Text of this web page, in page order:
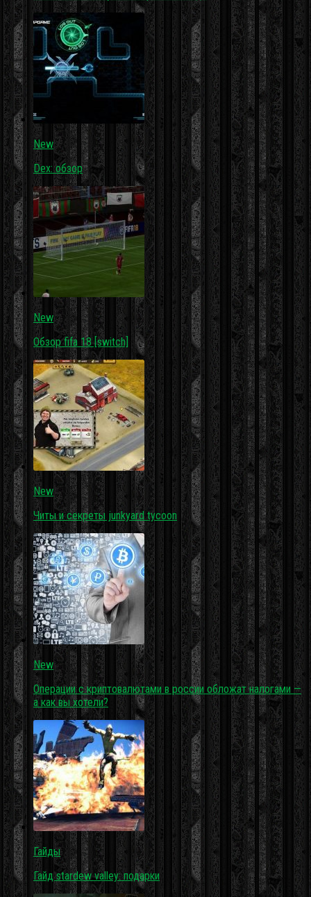
New
Dex: обзор
New
Обзор fifa 18 [switch]
New
Читы и секреты junkyard tycoon
New
Операции с криптовалютами в россии обложат налогами —
а как вы хотели?
Гайды
Гайд stardew valley: подарки